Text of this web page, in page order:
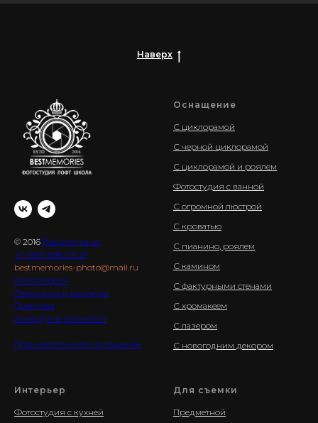
Наверх
© 2016 BestMemories
+7 (903) 596-23-21
bestmemories-photo@mail.ru
Фотогалерея
Реквизиты и контакты
Политика
конфиденциальности
Пользовательское соглашение
Оснащение
С циклорамой
С черной циклорамой
С циклорамой и роялем
Фотостудия с ванной
С огромной люстрой
С кроватью
С пианино, роялем
С камином
С фактурными стенами
С хромакеем
С лазером
С новогодним декором
Интерьер
Фотостудия с кухней
Для съемки
Предметной